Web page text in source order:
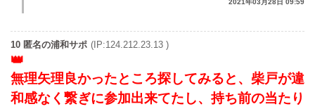
10 匿名の浦和サポ (IP:124.212.23.13 )
無理矢理良かったところ探してみると、柴戸が違
和感なく繋ぎに参加出来てたし、持ち前の当たり